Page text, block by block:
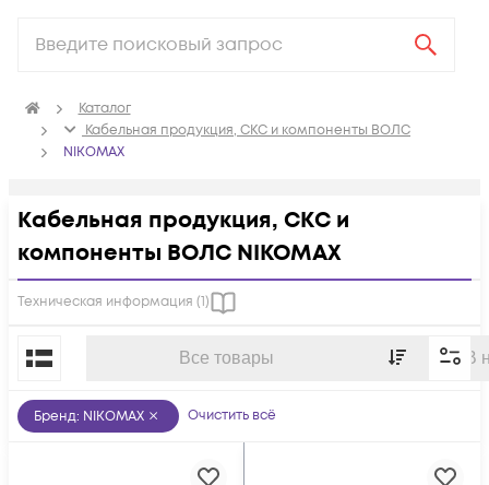
Каталог
Кабельная продукция, СКС и компоненты ВОЛС
NIKOMAX
Кабельная продукция, СКС и
компоненты ВОЛС NIKOMAX
Техническая информация (1)
Все товары В
По популярности
Бренд: NIKOMAX Очистить всё